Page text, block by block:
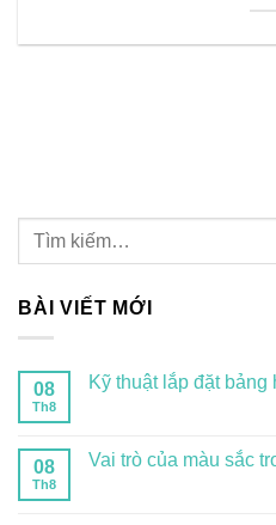
BÀI VIẾT MỚI
08
Th8
Kỹ thuật lắp đặt
08
Th8
Vai trò của màu sắc